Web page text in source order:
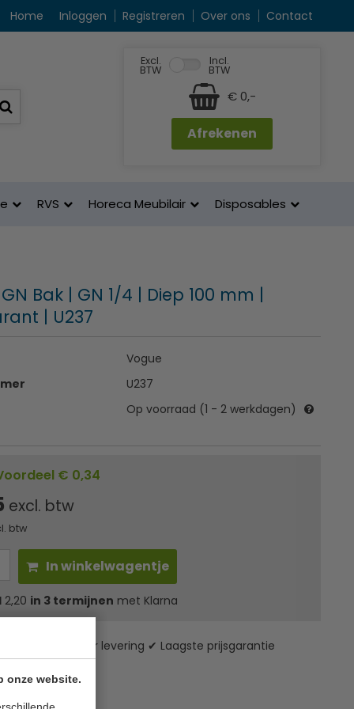
onze website.
Home Inloggen Registreren Over ons Contact
Excl.
BTW
Incl.
BTW
€ 0,-
Afrekenen
RVS Horeca Meubilair Disposables
Bak | GN 1/4 | Diep 100 mm |
| U237
Vogue
U237
Op voorraad (1 - 2 werkdagen)
€ 0,34
excl. btw
btw
In winkelwagentje
2,20 in 3 termijnen met Klarna
✔ 24 uur levering ✔ Laagste prijsgarantie